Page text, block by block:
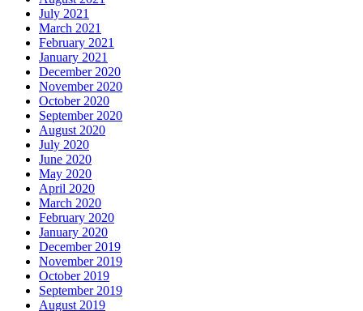
July 2021
March 2021
February 2021
January 2021
December 2020
November 2020
October 2020
September 2020
August 2020
July 2020
June 2020
May 2020
April 2020
March 2020
February 2020
January 2020
December 2019
November 2019
October 2019
September 2019
August 2019